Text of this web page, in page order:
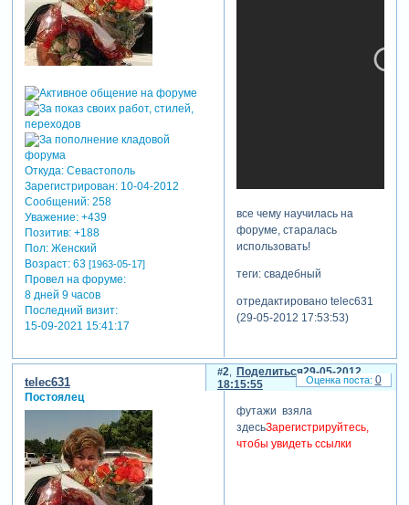
Откуда:Севастополь
Зарегистрирован: 10-04-2012
Сообщений:258
Уважение: +439
Позитив: +188
Пол:Женский
Возраст:63 [1963-05-17]
Провел на форуме:
8 дней 9 часов
Последний визит:
15-09-2021 15:41:17
все чему научилась на
форуме, старалась
использовать!
теги: свадебный
отредактировано telec631
(29-05-2012 17:53:53)
Поделиться
2
29-05-2012
18:15:55
telec631
Постоялец
футажи взяла
здесьЗарегистрируйтесь,
чтобы увидеть ссылки
0